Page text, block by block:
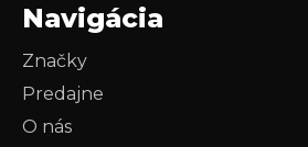
Navigácia
Značky
Predajne
O nás